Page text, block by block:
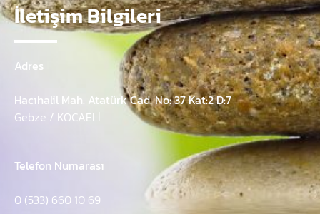
İletişim Bilgileri
Adres
Hacıhalil Mah. Atatürk Cad. No: 37 Kat:2 D:7
Gebze / KOCAELİ
Telefon Numarası
0 (533) 660 10 69